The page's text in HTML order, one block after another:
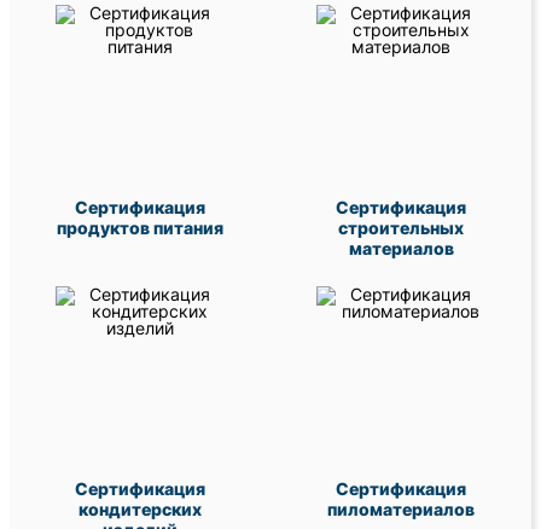
Сертификация
продуктов питания
Сертификация
строительных
материалов
Сертификация
кондитерских
Сертификация
пиломатериалов